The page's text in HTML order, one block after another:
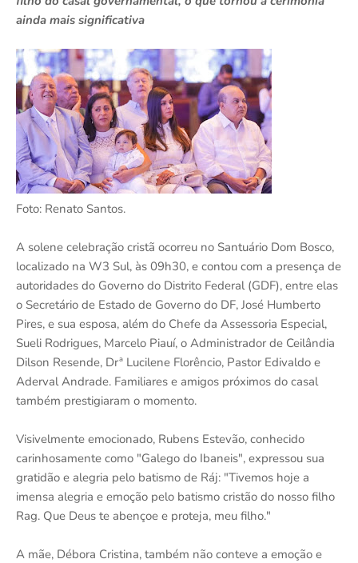
ainda mais significativa
Foto: Renato Santos.
A solene celebração cristã ocorreu no Santuário Dom Bosco,
localizado na W3 Sul, às 09h30, e contou com a presença de
autoridades do Governo do Distrito Federal (GDF), entre elas
o Secretário de Estado de Governo do DF, José Humberto
Pires, e sua esposa, além do Chefe da Assessoria Especial,
Sueli Rodrigues, Marcelo Piauí, o Administrador de Ceilândia
Dilson Resende, Drª Lucilene Florêncio, Pastor Edivaldo e
Aderval Andrade. Familiares e amigos próximos do casal
também prestigiaram o momento.
Visivelmente emocionado, Rubens Estevão, conhecido
carinhosamente como "Galego do Ibaneis", expressou sua
gratidão e alegria pelo batismo de Ráj: "Tivemos hoje a
imensa alegria e emoção pelo batismo cristão do nosso filho
Rag. Que Deus te abençoe e proteja, meu filho."
A mãe, Débora Cristina, também não conteve a emoção e